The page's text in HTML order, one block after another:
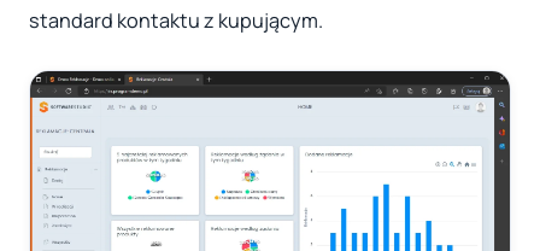
standard kontaktu z kupującym.